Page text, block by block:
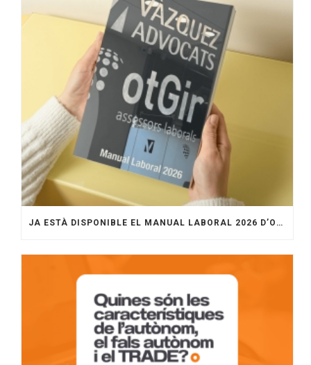
JA ESTÀ DISPONIBLE EL MANUAL LABORAL 2026 D’OTGIR